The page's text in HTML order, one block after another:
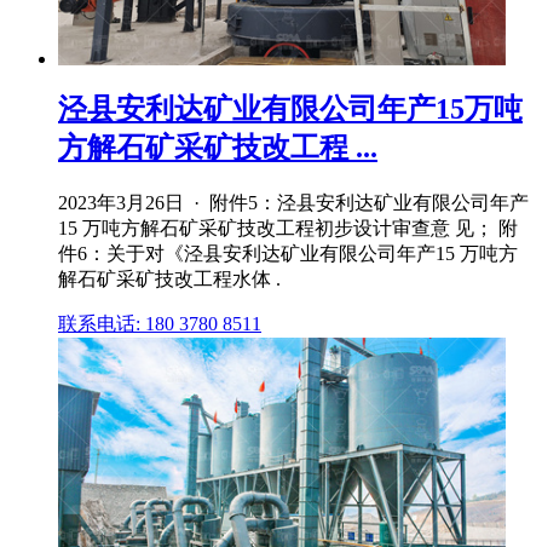
泾县安利达矿业有限公司年产15万吨
方解石矿采矿技改工程 ...
2023年3月26日 · 附件5：泾县安利达矿业有限公司年产
15 万吨方解石矿采矿技改工程初步设计审查意 见； 附
件6：关于对《泾县安利达矿业有限公司年产15 万吨方
解石矿采矿技改工程水体 .
联系电话: 180 3780 8511